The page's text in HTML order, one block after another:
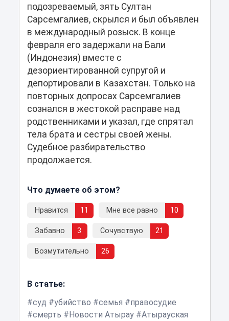
подозреваемый, зять Султан
Сарсемгалиев, скрылся и был объявлен
в международный розыск. В конце
февраля его задержали на Бали
(Индонезия) вместе с
дезориентированной супругой и
депортировали в Казахстан. Только на
повторных допросах Сарсемгалиев
сознался в жестокой расправе над
родственниками и указал, где спрятал
тела брата и сестры своей жены.
Судебное разбирательство
продолжается.
Что думаете об этом?
Нравится 11 Мне все равно 10
Забавно 3 Сочувствую 21
Возмутительно 26
В статье:
суд
убийство семья
правосудие
смерть
Новости Атырау
Атырауская